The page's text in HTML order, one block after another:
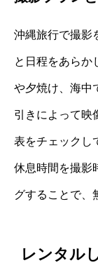
沖縄旅行で撮影
と日程をあらか
や夕焼け、海中
引きによって映
表をチェックし
休息時間を撮影
グすることで、
レンタル